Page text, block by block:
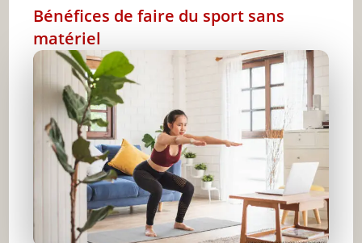
Bénéfices de faire du sport sans
matériel